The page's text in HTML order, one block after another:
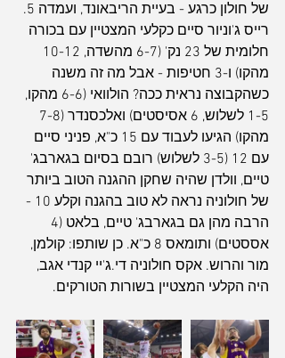
של חולון כרגע - בעיית הריבאונד, ועמדה 5.
רייס ג'וניור סיים כקלעי המצטיין עם בכורה
מהקו) ו-3 חטיפות - אבל מה זה משנה
כשהקבוצה נראית ככה? הולוואי (6-6 מהקו,
מהקו) הגיעו לעבוד עם 15 כ"א, פניני סיים
עם 12 (3-5 לשלוש) רובם בסיום בגארבג'
טיים, וולדן שהיה שחקן ההגנה הטוב ביותר
של חולוניה נראה לא טוב בהגנה וקלע 10 -
אססטים) ותומאס 8 כ"א. כן שותפו: קולמן,
מור והרוש. אקס חולוניה די.ג'יי קנדי אגב,
היה הקלעי המצטיין בשורות הטורקים.